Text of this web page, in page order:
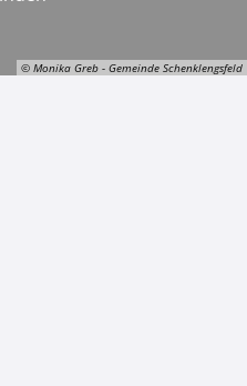
© Monika Greb - Gemeinde Schenklengsfeld